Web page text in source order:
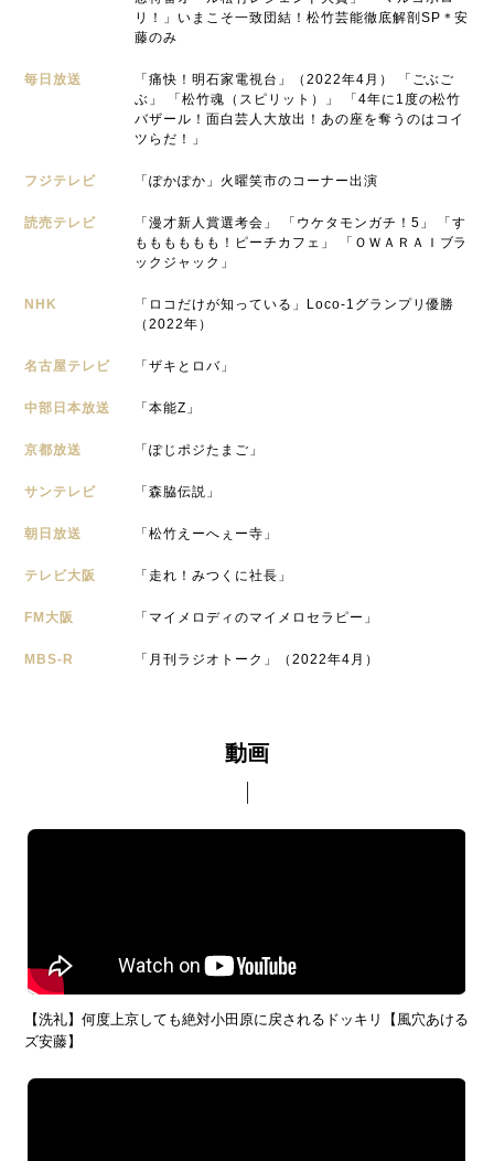
リ！」いまこそ一致団結！松竹芸能徹底解剖SP＊安
藤のみ
毎日放送
「痛快！明石家電視台」（2022年4月） 「ごぶご
ぶ」 「松竹魂（スピリット）」 「4年に1度の松竹
バザール！面白芸人大放出！あの座を奪うのはコイ
ツらだ！」
フジテレビ 「ぽかぽか」火曜笑市のコーナー出演
読売テレビ
「漫才新人賞選考会」 「ウケタモンガチ！5」 「す
もももももも！ピーチカフェ」 「ＯＷＡＲＡＩブラ
ックジャック」
NHK
「ロコだけが知っている」Loco-1グランプリ優勝
（2022年）
名古屋テレビ 「ザキとロバ」
中部日本放送 「本能Z」
京都放送 「ぽじポジたまご」
サンテレビ 「森脇伝説」
朝日放送 「松竹えーへぇー寺」
テレビ大阪 「走れ！みつくに社長」
FM大阪 「マイメロディのマイメロセラピー」
MBS-R 「月刊ラジオトーク」（2022年4月）
動画
【洗礼】何度上京しても絶対小田原に戻されるドッキリ【風穴あける
ズ安藤】